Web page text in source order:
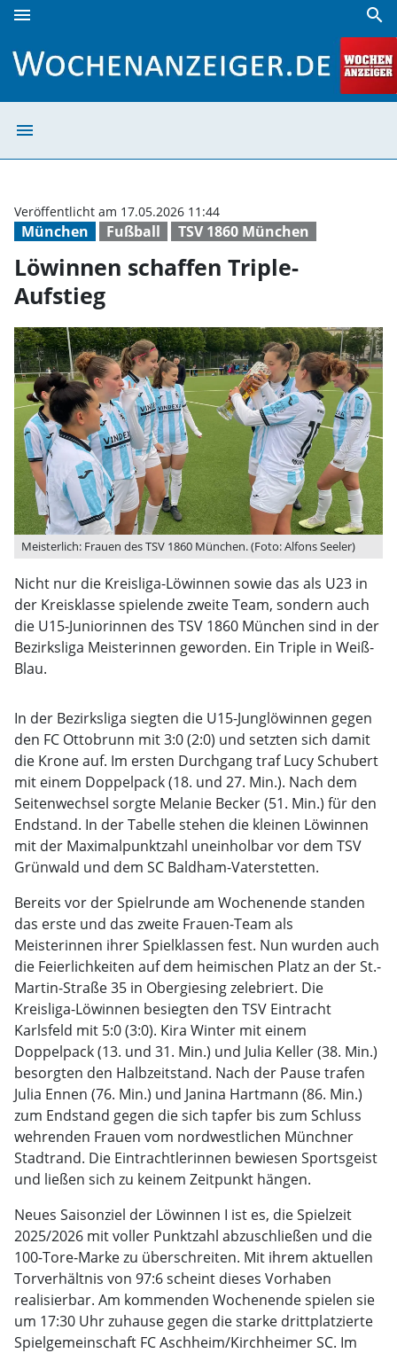
menu search
menu
München Fußball TSV 1860 München
Veröffentlicht am 17.05.2026 11:44
Löwinnen schaffen Triple-
Aufstieg
Meisterlich: Frauen des TSV 1860 München. (Foto: Alfons Seeler)
Nicht nur die Kreisliga-Löwinnen sowie das als U23 in
der Kreisklasse spielende zweite Team, sondern auch
die U15-Juniorinnen des TSV 1860 München sind in der
Bezirksliga Meisterinnen geworden. Ein Triple in Weiß-
Blau.
In der Bezirksliga siegten die U15-Junglöwinnen gegen
den FC Ottobrunn mit 3:0 (2:0) und setzten sich damit
die Krone auf. Im ersten Durchgang traf Lucy Schubert
mit einem Doppelpack (18. und 27. Min.). Nach dem
Seitenwechsel sorgte Melanie Becker (51. Min.) für den
Endstand. In der Tabelle stehen die kleinen Löwinnen
mit der Maximalpunktzahl uneinholbar vor dem TSV
Grünwald und dem SC Baldham-Vaterstetten.
Bereits vor der Spielrunde am Wochenende standen
das erste und das zweite Frauen-Team als
Meisterinnen ihrer Spielklassen fest. Nun wurden auch
die Feierlichkeiten auf dem heimischen Platz an der St.-
Martin-Straße 35 in Obergiesing zelebriert. Die
Kreisliga-Löwinnen besiegten den TSV Eintracht
Karlsfeld mit 5:0 (3:0). Kira Winter mit einem
Doppelpack (13. und 31. Min.) und Julia Keller (38. Min.)
besorgten den Halbzeitstand. Nach der Pause trafen
Julia Ennen (76. Min.) und Janina Hartmann (86. Min.)
zum Endstand gegen die sich tapfer bis zum Schluss
wehrenden Frauen vom nordwestlichen Münchner
Stadtrand. Die Eintrachtlerinnen bewiesen Sportsgeist
und ließen sich zu keinem Zeitpunkt hängen.
Neues Saisonziel der Löwinnen I ist es, die Spielzeit
2025/2026 mit voller Punktzahl abzuschließen und die
100-Tore-Marke zu überschreiten. Mit ihrem aktuellen
Torverhältnis von 97:6 scheint dieses Vorhaben
realisierbar. Am kommenden Wochenende spielen sie
um 17:30 Uhr zuhause gegen die starke drittplatzierte
Spielgemeinschaft FC Aschheim/Kirchheimer SC. Im